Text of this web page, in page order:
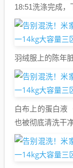
18:51洗涤完成，
羽绒服上的陈年
白布上的蛋白液
也被彻底清洗干净